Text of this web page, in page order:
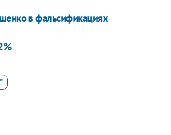
в фальсификациях